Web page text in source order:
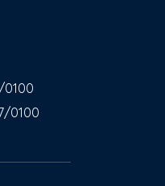
0100
0100